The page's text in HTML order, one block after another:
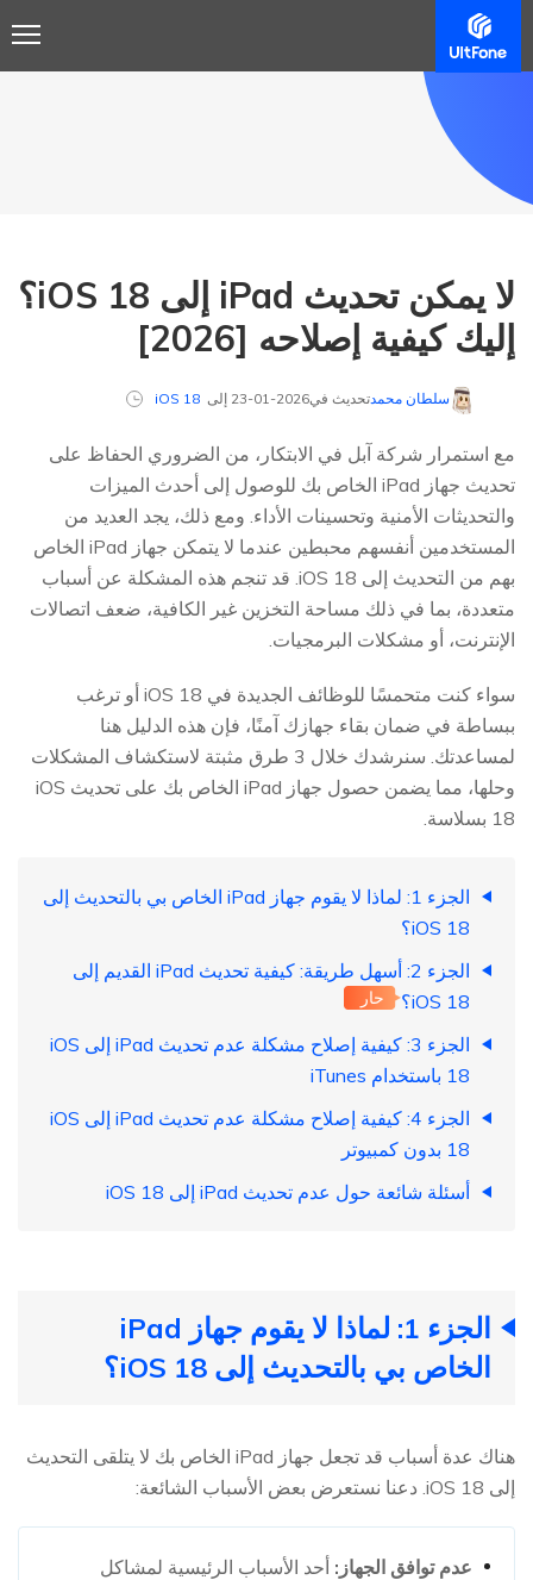
لا يمكن تحديث iPad إلى iOS 18؟
إليك كيفية إصلاحه [2026]
سلطان محمدتحديث في2026-01-23 إلى iOS 18
مع استمرار شركة آبل في الابتكار، من الضروري الحفاظ على
تحديث جهاز iPad الخاص بك للوصول إلى أحدث الميزات
والتحديثات الأمنية وتحسينات الأداء. ومع ذلك، يجد العديد من
المستخدمين أنفسهم محبطين عندما لا يتمكن جهاز iPad الخاص
بهم من التحديث إلى iOS 18. قد تنجم هذه المشكلة عن أسباب
متعددة، بما في ذلك مساحة التخزين غير الكافية، ضعف اتصالات
الإنترنت، أو مشكلات البرمجيات.
سواء كنت متحمسًا للوظائف الجديدة في iOS 18 أو ترغب
ببساطة في ضمان بقاء جهازك آمنًا، فإن هذه الدليل هنا
لمساعدتك. سنرشدك خلال 3 طرق مثبتة لاستكشاف المشكلات
وحلها، مما يضمن حصول جهاز iPad الخاص بك على تحديث iOS
18 بسلاسة.
الجزء 1: لماذا لا يقوم جهاز iPad الخاص بي بالتحديث إلى
iOS 18؟
الجزء 2: أسهل طريقة: كيفية تحديث iPad القديم إلى
iOS 18؟
حار
الجزء 3: كيفية إصلاح مشكلة عدم تحديث iPad إلى iOS
18 باستخدام iTunes
الجزء 4: كيفية إصلاح مشكلة عدم تحديث iPad إلى iOS
18 بدون كمبيوتر
أسئلة شائعة حول عدم تحديث iPad إلى iOS 18
الجزء 1: لماذا لا يقوم جهاز iPad
الخاص بي بالتحديث إلى iOS 18؟
هناك عدة أسباب قد تجعل جهاز iPad الخاص بك لا يتلقى التحديث
إلى iOS 18. دعنا نستعرض بعض الأسباب الشائعة:
عدم توافق الجهاز: أحد الأسباب الرئيسية لمشاكل